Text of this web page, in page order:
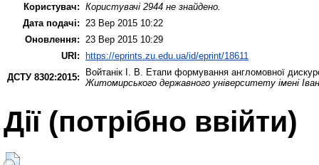
Користувач: Користувачі 2944 не знайдено.
Дата подачі:
23 Вер 2015 10:22
Оновлення:
23 Вер 2015 10:29
URI: https://eprints.zu.edu.ua/id/eprint/18611
ДСТУ 8302:2015:
Войтанік І. В.
Етапи формування англомовної
Житомирського державного університету імені
Дії ​​(потрібно ввійти)